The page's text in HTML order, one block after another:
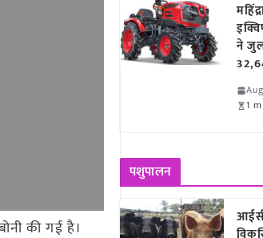
की गई है।
ने
1
पशुपालन